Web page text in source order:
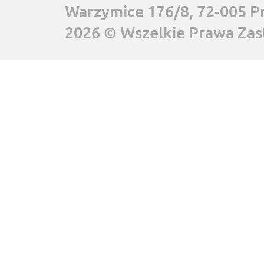
Warzymice 176/8, 72-005
2026 © Wszelkie Prawa